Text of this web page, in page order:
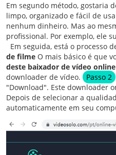
Em segundo método, gostaria
limpo, organizado e fácil de
nenhum dinheiro. Mas ao
profissional. Por exemplo, ele
Em seguida, está o processo
de filme O mais básico é que
deste baixador de vídeo online
downloader de vídeo.
Passo 2
"Download". Este downloader
Depois de selecionar a
automaticamente em seu